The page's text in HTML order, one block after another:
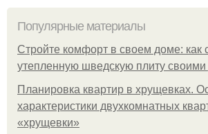
Популярные материалы
Стройте комфорт в своем доме: как
утепленную шведскую плиту своими
Планировка квартир в хрущевках.
характеристики двухкомнатных
«хрущевки»